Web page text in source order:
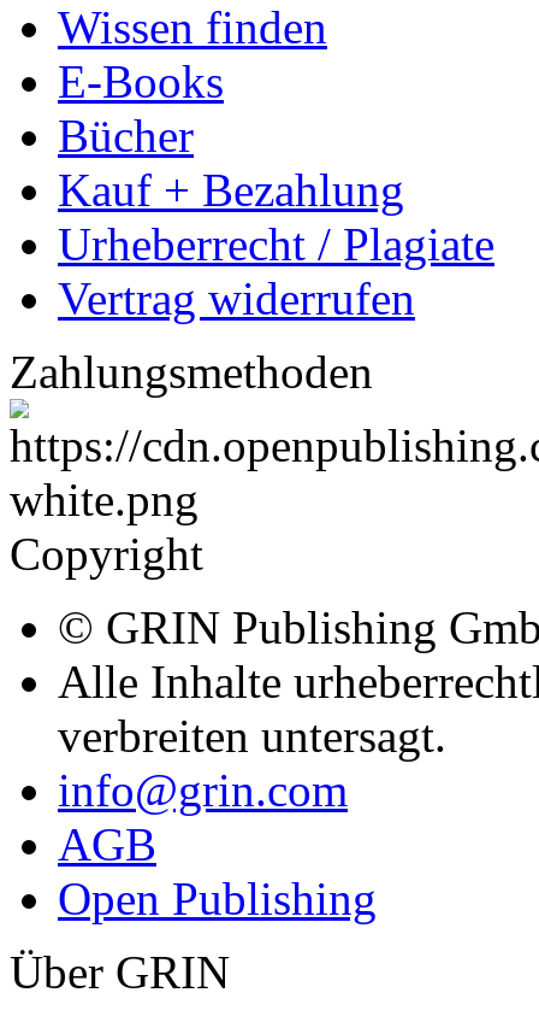
Wissen finden
E-Books
Bücher
Kauf + Bezahlung
Urheberrecht / Plagiate
Vertrag widerrufen
Zahlungsmethoden
Copyright
© GRIN Publishing
Alle Inhalte
verbreiten untersagt.
info@grin.com
AGB
Open Publishing
Über GRIN